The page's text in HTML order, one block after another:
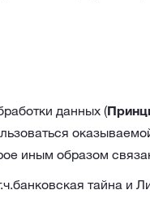
данных (
иным образом
тайна и